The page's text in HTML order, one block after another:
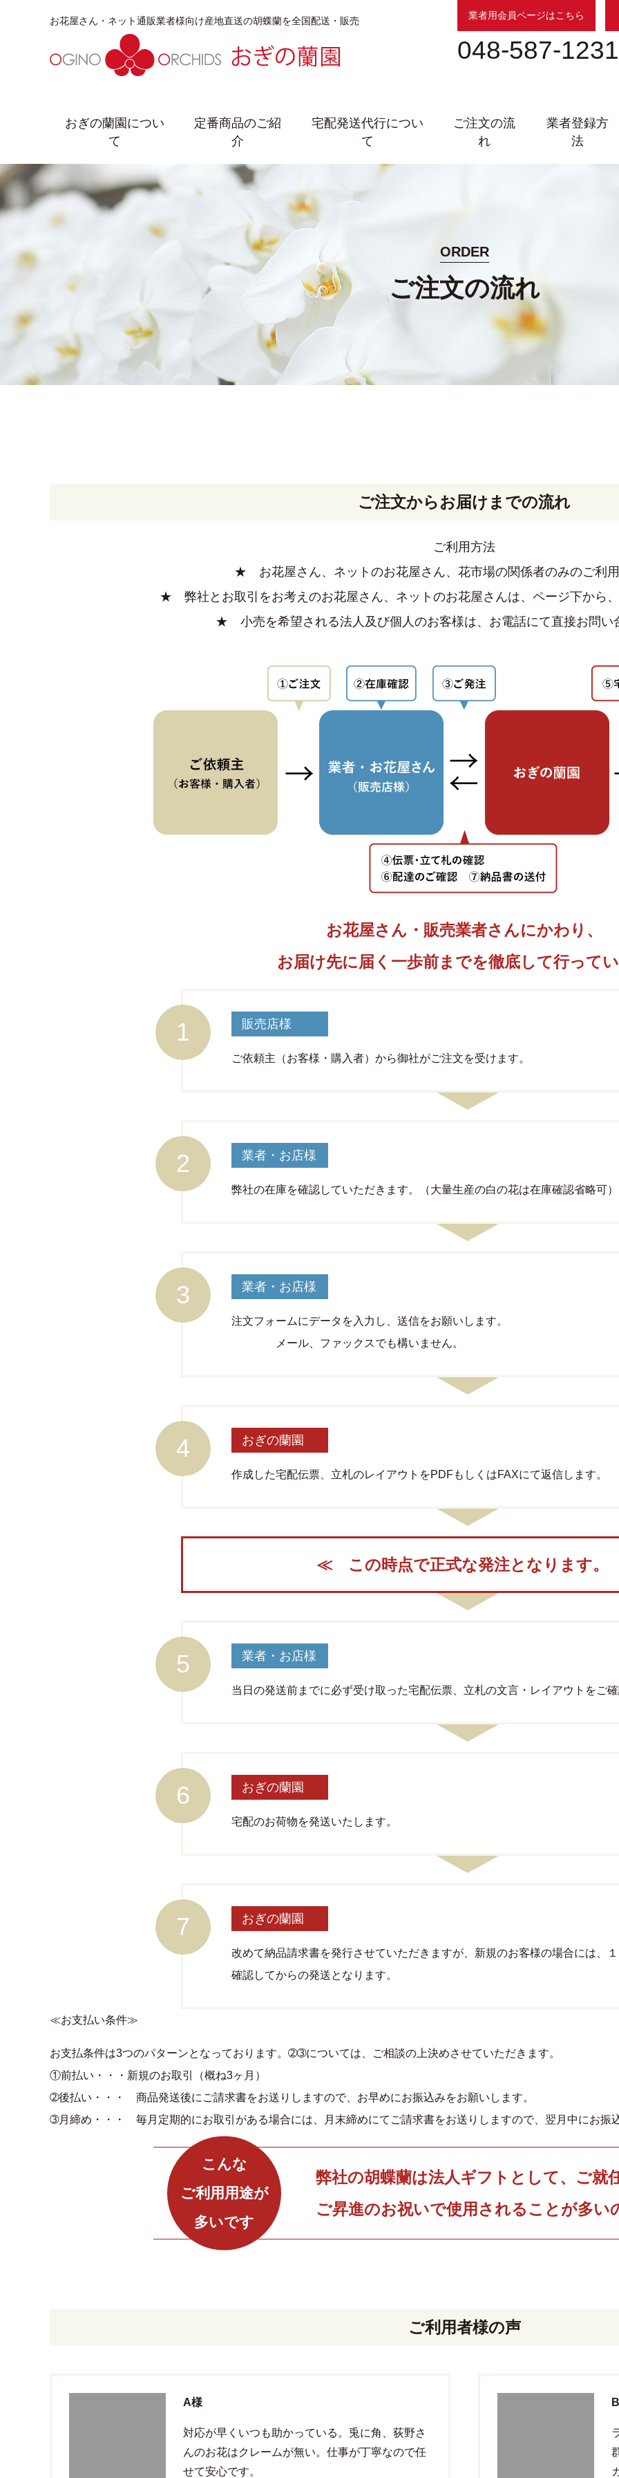
お花屋さん・ネット通販業者様向け産地直送の胡蝶蘭を全国配送・販売 業者用会員ページはこちら
048-587-1231
おぎの蘭園につい
て
定番商品のご紹
介
宅配発送代行につい
て
ご注文の流
れ
業者登録方
法
ORDER
ご注文の流れ
ご注文からお届けまでの流れ
ご利用方法
★ お花屋さん、ネットのお花屋さん、花市場の関係者のみのご利
★ 弊社とお取引をお考えのお花屋さん、ネットのお花屋さんは、ページ下から
★ 小売を希望される法人及び個人のお客様は、お電話にて直接お問い
お花屋さん・販売業者さんにかわり、
お届け先に届く一歩前までを徹底して行って
販売店様
ご依頼主（お客様・購入者）から御社がご注文を受けます。
業者・お店様
弊社の在庫を確認していただきます。（大量生産の白の花は在庫確認省略可）
業者・お店様
注文フォームにデータを入力し、送信をお願いします。
メール、ファックスでも構いません。
おぎの蘭園
作成した宅配伝票、立札のレイアウトをPDFもしくはFAXにて返信します。
≪ この時点で正式な発注となります。
業者・お店様
当日の発送前までに必ず受け取った宅配伝票、立札の文言・レイアウトをご
おぎの蘭園
宅配のお荷物を発送いたします。
おぎの蘭園
改めて納品請求書を発行させていただきますが、新規のお客様の場合には、
確認してからの発送となります。
≪お支払い条件≫
お支払条件は3つのパターンとなっております。➁➂については、ご相談の上決めさせていただきます。
①前払い・・・新規のお取引（概ね3ヶ月）
➁後払い・・・ 商品発送後にご請求書をお送りしますので、お早めにお振込みをお願いします。
➂月締め・・・ 毎月定期的にお取引がある場合には、月末締めにてご請求書をお送りしますので、翌月中にお振
こんな
ご利用用途が
多いです
弊社の胡蝶蘭は法人ギフトとして、ご就
ご昇進のお祝いで使用されることが多い
ご利用者様の声
A様
対応が早くいつも助かっている。兎に角、荻野さ
んのお花はクレームが無い。仕事が丁寧なので任
せて安心です。